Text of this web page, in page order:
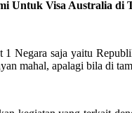
Untuk Visa Australia di
Negara saja yaitu
mahal, apalagi bila di